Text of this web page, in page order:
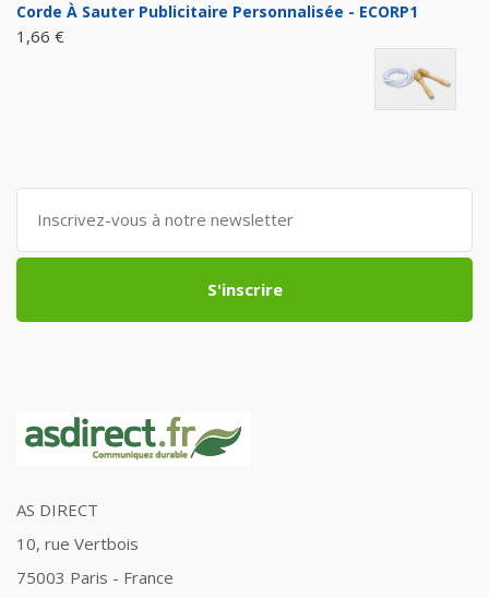
Corde À Sauter Publicitaire Personnalisée - ECORP1
1,66 €
S'inscrire
AS DIRECT
10, rue Vertbois
75003 Paris - France